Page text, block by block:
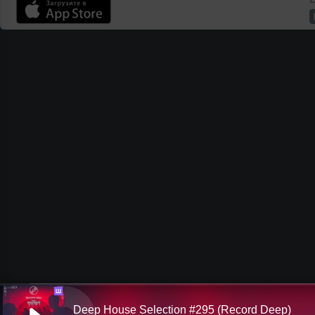
Ш
Deep House Selection #295 (Record Deep)